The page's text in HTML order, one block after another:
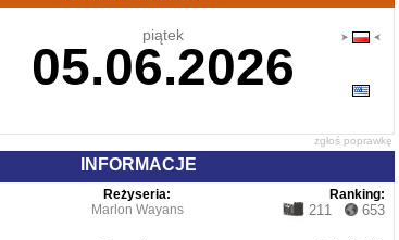
piątek
05.06.2026
zgłoś poprawkę
INFORMACJE
Reżyseria:
Marlon Wayans
Ranking:
211 653